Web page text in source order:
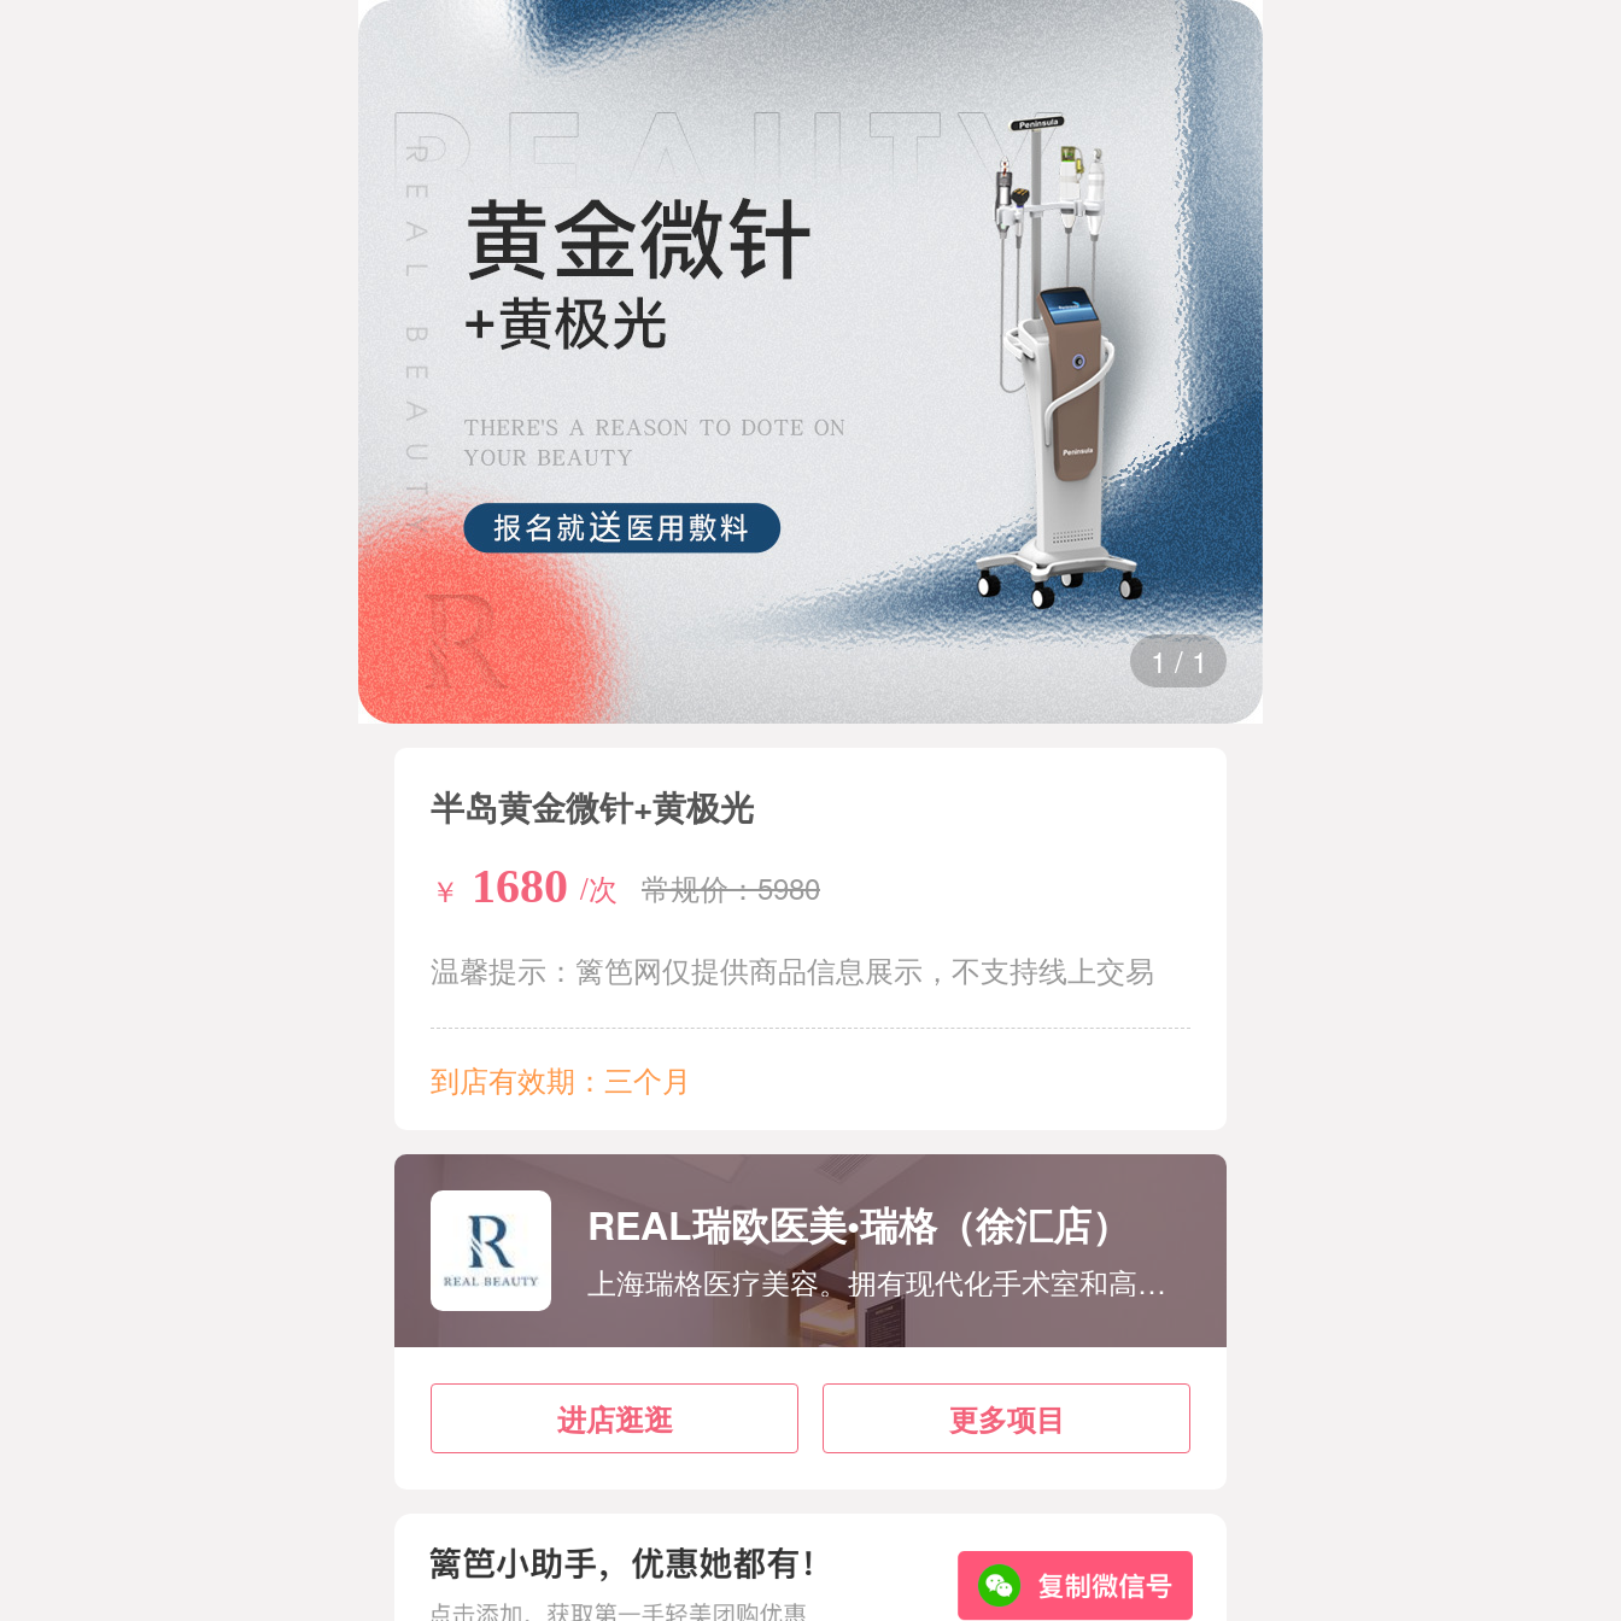
1 / 1
半岛黄金微针+黄极光
￥ 1680 /次
常规价：5980
温馨提示：篱笆网仅提供商品信息展示，不支持线上交易
到店有效期：三个月
REAL瑞欧医美•瑞格（徐汇店）
上海瑞格医疗美容。拥有现代化手术室和高端护理病房，开设有整形美容中心、微整形中心、皮肤美容中心、口腔美容中心4大综合性科室。平凡举动里叙写着医疗专业度。
进店逛逛 更多项目